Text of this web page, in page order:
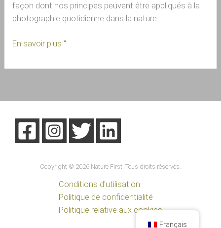
façon dont nos principes peuvent être appliqués à la
photographie quotidienne dans la nature.
En savoir plus "
Copyright © 2026 Nature First. Tous droits réservés.
Conditions d'utilisation
Politique de confidentialité
Politique relative aux cookies
Français